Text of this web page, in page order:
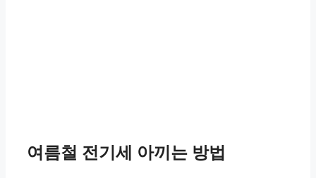
여름철 전기세 아끼는 방법